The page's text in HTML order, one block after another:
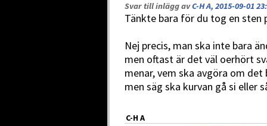
Svar till inlägg avC-H A, 2015-09-01
Tänkte bara för du tog en sten
Nej precis, man ska inte bara
men oftast är det väl oerhört
menar, vem ska avgöra om
men säg ska kurvan gå si eller
C-H A